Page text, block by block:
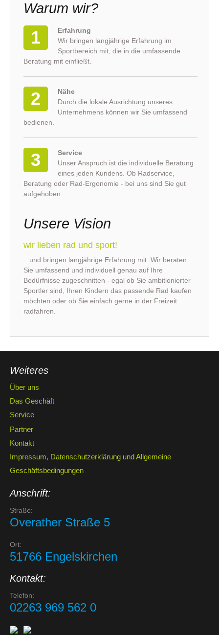
Warum wir?
1
Erfahrung
Wir bringen langjährige Erfahrung im
Sportbereich mit, die in die umfassende
Beratung mit einfließt.
2
Nähe
Durch die lokale Ausrichtung unseres
Unternehmens können wir Sie umfassend
bedienen.
3
Service
Unser Anspruch ist die individuelle Beratung
eines jeden Kundens. Ob Radservice,
Beratung oder Rad-Ergonomie - bei uns sind Sie gut
aufgehoben.
Unsere Vision
wir lieben rad und sport!
...und bringen langjährige Erfahrung mit. Wir beraten
Sie umfassend und individuell genau auf Ihre
Bedürfnisse zugeschnitten - egal ob Sie ambitionierter
Sportler sind, Ihren Kindern das passende Rad kaufen
möchten oder ob Sie einfach gerne in der Freizeit
radfahren.
Weiteres
Über uns
Das Geschäft
Service
Partner
Kontakt
Impressum, Datenschutzerklärung und Allgemeine
Geschäftsbedingungen
Anschrift:
Straße:
Overather Straße 5
Ort:
51766 Engelskirchen
Kontakt:
Telefon:
02263 969 562 0